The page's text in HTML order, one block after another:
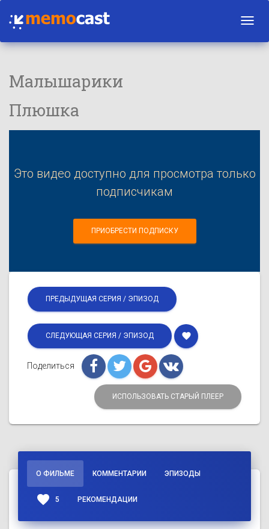
Малышарики
Плюшка
Это видео доступно для просмотра только
подписчикам
ПРИОБРЕСТИ ПОДПИСКУ
ПРЕДЫДУЩАЯ СЕРИЯ / ЭПИЗОД
СЛЕДУЮЩАЯ СЕРИЯ / ЭПИЗОД favorite
Поделиться
ИСПОЛЬЗОВАТЬ СТАРЫЙ ПЛЕЕР
О ФИЛЬМЕ КОММЕНТАРИИ ЭПИЗОДЫ
favorite 5 РЕКОМЕНДАЦИИ